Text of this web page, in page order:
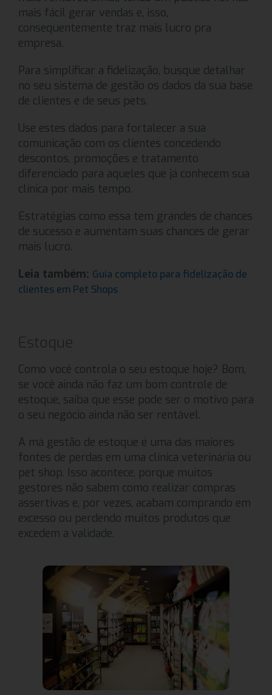
mais fácil gerar vendas e, isso,
consequentemente traz mais lucro pra
empresa.
Para simplificar a fidelização, busque detalhar
no seu sistema de gestão os dados da sua base
de clientes e de seus pets.
Use estes dados para fortalecer a sua
comunicação com os clientes concedendo
descontos, promoções e tratamento
diferenciado para aqueles que já conhecem sua
clínica por mais tempo.
Estratégias como essa tem grandes de chances
de sucesso e aumentam suas chances de gerar
mais lucro.
Leia também: Guia completo para fidelização de
clientes em Pet Shops
Estoque
Como você controla o seu estoque hoje? Bom,
se você ainda não faz um bom controle de
estoque, saiba que esse pode ser o motivo para
o seu negócio ainda não ser rentável.
A má gestão de estoque é uma das maiores
fontes de perdas em uma clínica veterinária ou
pet shop. Isso acontece, porque muitos
gestores não sabem como realizar compras
assertivas e, por vezes, acabam comprando em
excesso ou perdendo muitos produtos que
excedem a validade.